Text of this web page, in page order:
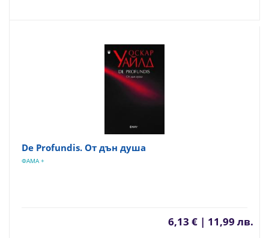
De Profundis. От дън душа
ФАМА +
6,13 € | 11,99 лв.